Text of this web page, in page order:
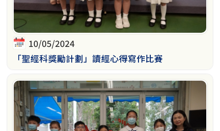
10/05/2024
「聖經科獎勵計劃」讀經心得寫作比賽